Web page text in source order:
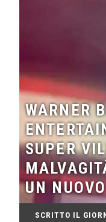
WARNER
SUPER
UN
SCRITTO IL